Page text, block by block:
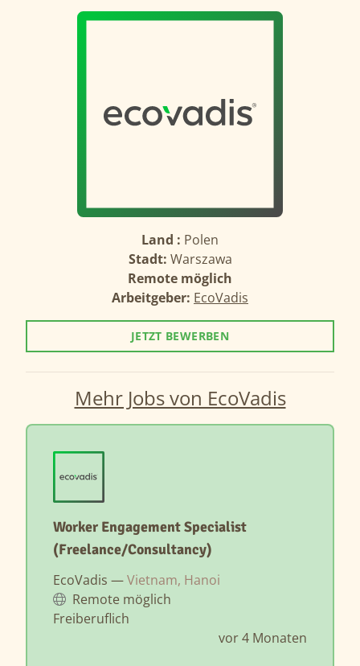
Land : Polen
Stadt: Warszawa
Remote möglich
Arbeitgeber: EcoVadis
JETZT BEWERBEN
Mehr Jobs von EcoVadis
Worker Engagement Specialist
(Freelance/Consultancy)
EcoVadis —Vietnam, Hanoi
Remote möglich
Freiberuflich
vor 4 Monaten